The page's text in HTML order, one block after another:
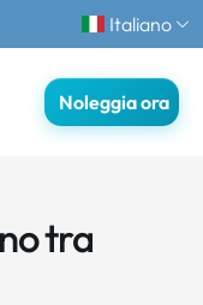
Italiano
Noleggia ora
tra